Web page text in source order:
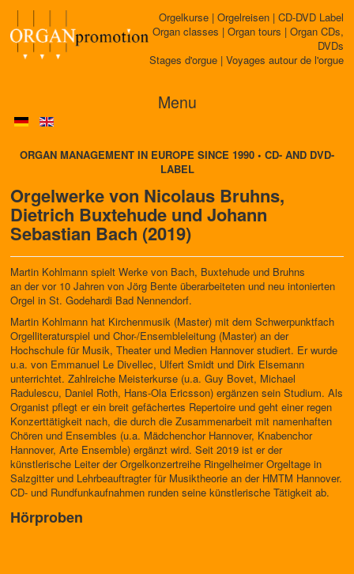
Orgelkurse | Orgelreisen | CD-DVD Label
Organ classes | Organ tours | Organ CDs,
DVDs
Stages d'orgue | Voyages autour de l'orgue
Menu
ORGAN MANAGEMENT IN EUROPE SINCE 1990 • CD- AND DVD-
LABEL
Orgelwerke von Nicolaus Bruhns,
Dietrich Buxtehude und Johann
Sebastian Bach (2019)
Martin Kohlmann spielt Werke von Bach, Buxtehude und Bruhns
an der vor 10 Jahren von Jörg Bente überarbeiteten und neu intonierten
Orgel in St. Godehardi Bad Nennendorf.
Martin Kohlmann hat Kirchenmusik (Master) mit dem Schwerpunktfach
Orgelliteraturspiel und Chor-/Ensembleleitung (Master) an der
Hochschule für Musik, Theater und Medien Hannover studiert. Er wurde
u.a. von Emmanuel Le Divellec, Ulfert Smidt und Dirk Elsemann
unterrichtet. Zahlreiche Meisterkurse (u.a. Guy Bovet, Michael
Radulescu, Daniel Roth, Hans-Ola Ericsson) ergänzen sein Studium. Als
Organist pflegt er ein breit gefächertes Repertoire und geht einer regen
Konzerttätigkeit nach, die durch die Zusammenarbeit mit namenhaften
Chören und Ensembles (u.a. Mädchenchor Hannover, Knabenchor
Hannover, Arte Ensemble) ergänzt wird. Seit 2019 ist er der
künstlerische Leiter der Orgelkonzertreihe Ringelheimer Orgeltage in
Salzgitter und Lehrbeauftragter für Musiktheorie an der HMTM Hannover.
CD- und Rundfunkaufnahmen runden seine künstlerische Tätigkeit ab.
Hörproben